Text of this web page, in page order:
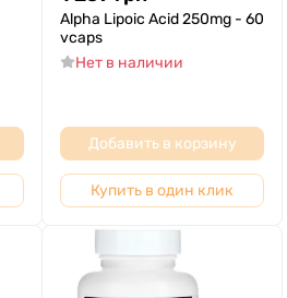
Alpha Lipoic Acid 250mg - 60
vcaps
Нет в наличии
Добавить в корзину
Купить в один клик